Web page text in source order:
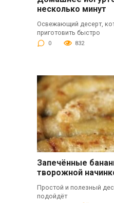
несколько минут
Освежающий десерт,
приготовить быстро
0 832
Запечённые
творожной
Простой и полезный
подойдёт